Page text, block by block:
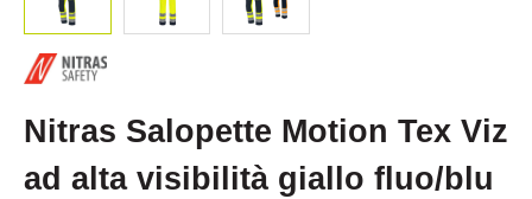
Nitras Salopette Motion Tex Viz
ad alta visibilità giallo fluo/blu